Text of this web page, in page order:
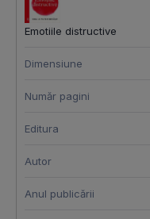
Emotiile distructive
Dimensiune
Număr pagini
Editura
Autor
Anul publicării